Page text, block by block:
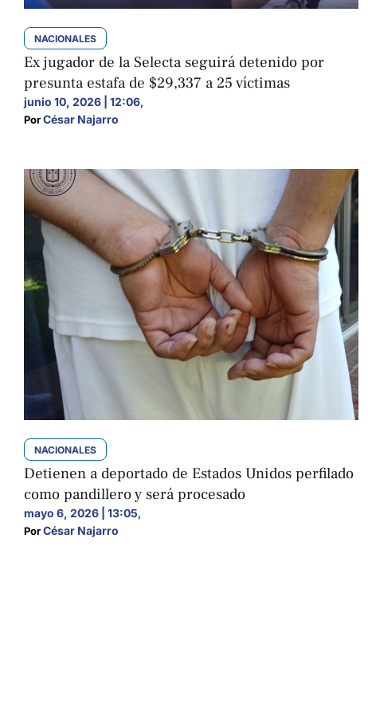
NACIONALES
Ex jugador de la Selecta seguirá detenido por
presunta estafa de $29,337 a 25 víctimas
junio 10, 2026 | 12:06,
Por César Najarro
NACIONALES
Detienen a deportado de Estados Unidos perfilado
como pandillero y será procesado
mayo 6, 2026 | 13:05,
Por César Najarro